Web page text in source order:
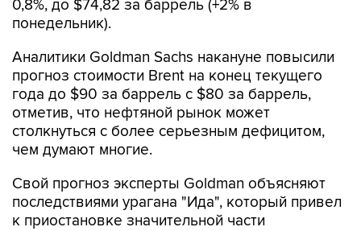
Аналитики Goldman Sachs накануне повысили
года до $90 за баррель с $80 за баррель,
отметив, что нефтяной рынок может
столкнуться с более серьезным дефицитом,
чем думают многие.
Свой прогноз эксперты Goldman объясняют
к приостановке значительной части
добывающих мощностей в Мексиканском
заливе. Это, по мнению экспертов, более чем